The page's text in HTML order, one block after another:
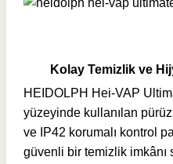
Kolay Temizlik ve
HEIDOLPH Hei-VAP
yüzeyinde kullanılan
ve IP42 korumalı kontrol
güvenli bir temizlik imkânı